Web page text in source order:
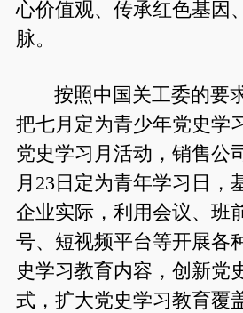
心价值观、传承红色基因
脉。
按照中国关工委的要
把七月定为青少年党史学
党史学习月活动，销售公
月23日定为青年学习日，
企业实际，利用会议、班
号、短视频平台等开展各
史学习教育内容，创新党
式，扩大党史学习教育覆